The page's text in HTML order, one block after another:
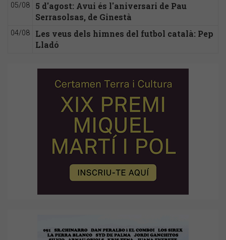
05/08
5 d'agost: Avui és l'aniversari de Pau
Serrasolsas, de Ginestà
04/08
Les veus dels himnes del futbol català: Pep
Lladó